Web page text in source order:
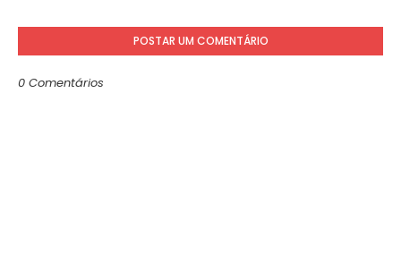
POSTAR UM COMENTÁRIO
0 Comentários